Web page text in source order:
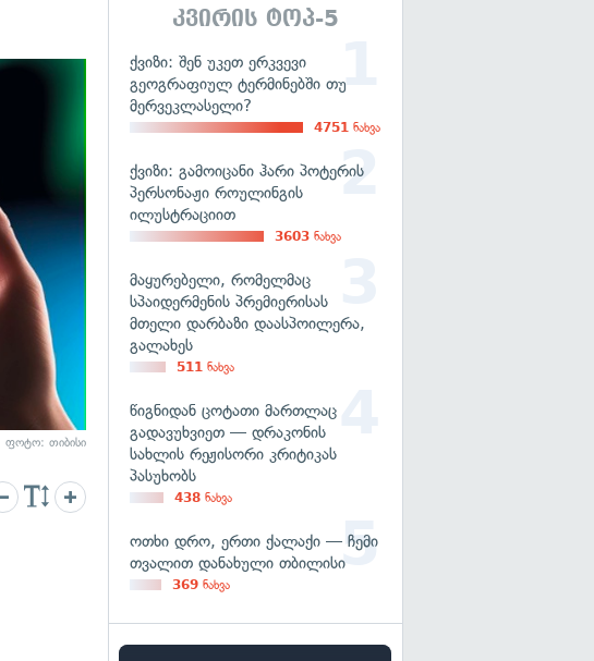
ფოტო: თიბისი
კვირის ტოპ-5
ქვიზი: შენ უკეთ ერკვევი
გეოგრაფიულ ტერმინებში თუ
მერვეკლასელი?
4751 ნახვა
ქვიზი: გამოიცანი ჰარი პოტერის
პერსონაჟი როულინგის
ილუსტრაციით
3603 ნახვა
მაყურებელი, რომელმაც
სპაიდერმენის პრემიერისას
მთელი დარბაზი დაასპოილერა,
გალახეს
511 ნახვა
წიგნიდან ცოტათი მართლაც
გადავუხვიეთ — დრაკონის
სახლის რეჟისორი კრიტიკას
პასუხობს
438 ნახვა
ოთხი დრო, ერთი ქალაქი — ჩემი
თვალით დანახული თბილისი
369 ნახვა